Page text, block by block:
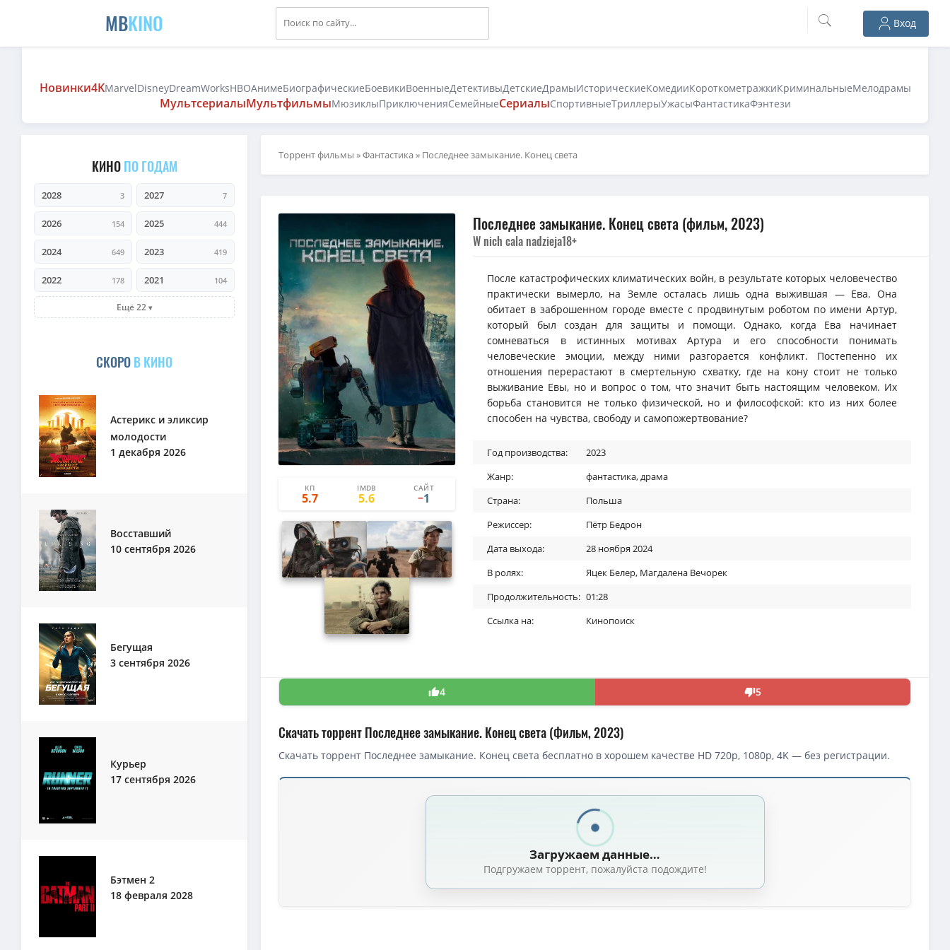
MBKINO Вход
Новинки4KMarvelDisneyDreamWorksHBOАнимеБиографическиеБоевикиВоенныеДетективыДетскиеДрамыИсторическиеКомедииКороткометражкиКриминальныеМелодрамы
МультсериалыМультфильмыМюзиклыПриключенияСемейныеСериалыСпортивныеТриллерыУжасыФантастикаФэнтези
КИНОПО ГОДАМ
2028 3 2027 7
2026 154 2025 444
2024 649 2023 419
2022 178 2021 104
Ещё 22
СКОРОВ КИНО
Астерикс и эликсир
молодости
1 декабря 2026
Восставший
10 сентября 2026
Бегущая
3 сентября 2026
Курьер
17 сентября 2026
Бэтмен 2
18 февраля 2028
Торрент фильмы »Фантастика» Последнее замыкание. Конец света
КП
5.7
IMDB
5.6
САЙТ
45
−1
Последнее замыкание. Конец света (фильм, 2023)
W nich cala nadzieja18+
После катастрофических климатических войн, в результате которых человечество
практически вымерло, на Земле осталась лишь одна выжившая — Ева. Она
обитает в заброшенном городе вместе с продвинутым роботом по имени Артур,
который был создан для защиты и помощи. Однако, когда Ева начинает
сомневаться в истинных мотивах Артура и его способности понимать
человеческие эмоции, между ними разгорается конфликт. Постепенно их
отношения перерастают в смертельную схватку, где на кону стоит не только
выживание Евы, но и вопрос о том, что значит быть настоящим человеком. Их
борьба становится не только физической, но и философской: кто из них более
способен на чувства, свободу и самопожертвование?
Год производства:
2023
Жанр:
фантастика,драма
Страна:
Польша
Режиссер:
Пётр Бедрон
Дата выхода:
28 ноября 2024
В ролях:
Яцек Белер, Магдалена Вечорек
Продолжительность: 01:28
Ссылка на:
Кинопоиск
4 5
Скачать торрент Последнее замыкание. Конец света (Фильм, 2023)
Скачать торрент Последнее замыкание. Конец света бесплатно в хорошем качестве HD 720p, 1080p, 4K — без регистрации.
Скачать торрент — Последнее замыкание. Конец света / W nich cala nadzieja (2023)
1080p — Последнее замыкание. Конец света / W nich cala nadzieja (Пётр Бедрон / Piotr Biedron) [2023, Польша, Фантастика, драма, BDRemux 1080p] Dub
Последнее замыкание. Конец света / W nich cala nadzieja (Пётр Бедрон / Piotr Biedron) [2023, Польша, фантастика, драма, WEB-DLRip-AVC]
Последнее замыкание. Конец света / W nich cala nadzieja (Пётр Бедрон / Piotr Biedron) [2023, Польша, фантастика, драма, WEB-DLRip] [Локализованный
Последнее замыкание. Конец света / W nich cala nadzieja (2023) WEB-DLRip от ELEKTRI4KA | D(1.46 GB, сидов: 6)
Загружаем данные…
Подгружаем торрент, пожалуйста подождите!